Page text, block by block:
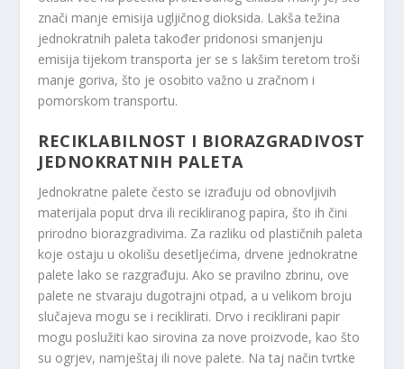
znači manje emisija ugljičnog dioksida. Lakša težina
jednokratnih paleta također pridonosi smanjenju
emisija tijekom transporta jer se s lakšim teretom troši
manje goriva, što je osobito važno u zračnom i
pomorskom transportu.
RECIKLABILNOST I BIORAZGRADIVOST
JEDNOKRATNIH PALETA
Jednokratne palete često se izrađuju od obnovljivih
materijala poput drva ili recikliranog papira, što ih čini
prirodno biorazgradivima. Za razliku od plastičnih paleta
koje ostaju u okolišu desetljećima, drvene jednokratne
palete lako se razgrađuju. Ako se pravilno zbrinu, ove
palete ne stvaraju dugotrajni otpad, a u velikom broju
slučajeva mogu se i reciklirati. Drvo i reciklirani papir
mogu poslužiti kao sirovina za nove proizvode, kao što
su ogrjev, namještaj ili nove palete. Na taj način tvrtke